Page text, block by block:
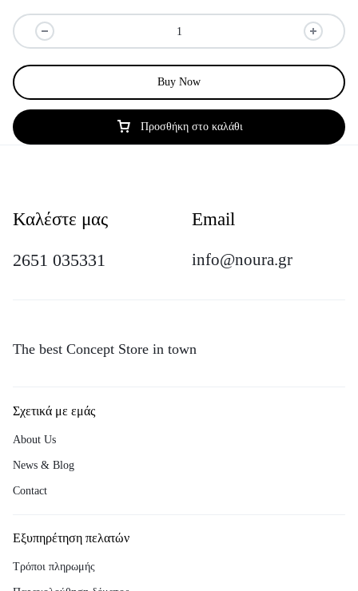
Προσθήκη στο καλάθι
Buy Now
Καλέστε μας
2651 035331
Email
info@noura.gr
The best Concept Store in town
Σχετικά με εμάς
About Us
News & Blog
Contact
Εξυπηρέτηση πελατών
Τρόποι πληρωμής